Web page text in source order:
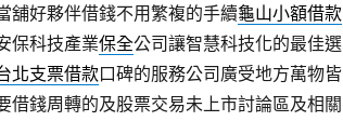
舖好夥伴借錢不用繁複的手續龜山小額借款
保科技產業保全公司讓智慧科技化的最佳選
北支票借款口碑的服務公司廣受地方萬物皆
借錢周轉的及股票交易未上市討論區及相關